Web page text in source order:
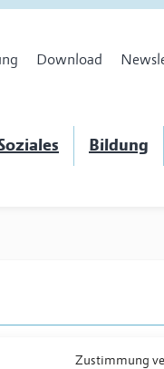
Zustimmung
Download
Bildung